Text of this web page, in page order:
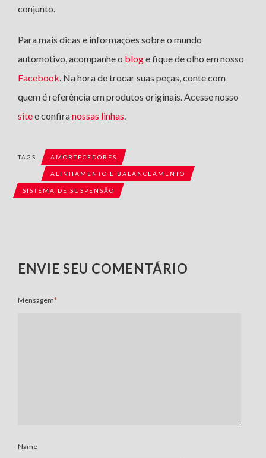
conjunto.
Para mais dicas e informações sobre o mundo
automotivo, acompanhe o bloge fique de olho em nosso
Facebook. Na hora de trocar suas peças, conte com
quem é referência em produtos originais. Acesse nosso
sitee confiranossas linhas.
TAGS AMORTECEDORES
ALINHAMENTO E BALANCEAMENTO
SISTEMA DE SUSPENSÃO
ENVIE SEU COMENTÁRIO
Mensagem*
Name